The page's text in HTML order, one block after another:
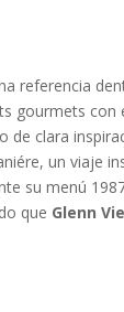
referencia
gourmets con
clara
un viaje
su menú
que Glenn